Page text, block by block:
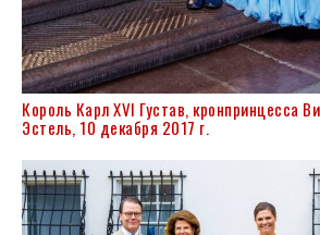
Король Карл XVI Густав, кронпринцесса
Эстель, 10 декабря 2017 г.